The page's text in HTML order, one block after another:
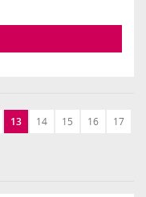
13 14 15 16
17